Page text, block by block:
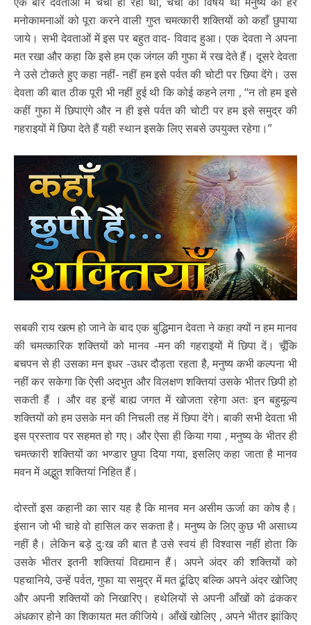
मनोकामनाओं को पूरा करने वाली गुप्त चमत्कारी शक्तियों को कहाँ छुपाया
जाये। सभी देवताओं में इस पर बहुत वाद- विवाद हुआ। एक देवता ने अपना
मत रखा और कहा कि इसे हम एक जंगल की गुफा में रख देते हैं। दूसरे देवता
ने उसे टोकते हुए कहा नहीं- नहीं हम इसे पर्वत की चोटी पर छिपा देंगे। उस
देवता की बात ठीक पूरी भी नहीं हुई थी कि कोई कहने लगा , “न तो हम इसे
कहीं गुफा में छिपाएंगे और न ही इसे पर्वत की चोटी पर हम इसे समुद्र की
गहराइयों में छिपा देते हैं यही स्थान इसके लिए सबसे उपयुक्त रहेगा।”
सबकी राय खत्म हो जाने के बाद एक बुद्धिमान देवता ने कहा क्यों न हम मानव
की चमत्कारिक शक्तियों को मानव -मन की गहराइयों में छिपा दें। चूँकि
बचपन से ही उसका मन इधर -उधर दौड़ता रहता है, मनुष्य कभी कल्पना भी
नहीं कर सकेगा कि ऐसी अदभुत और विलक्षण शक्तियां उसके भीतर छिपी हो
सकती हैं । और वह इन्हें बाह्य जगत में खोजता रहेगा अतः इन बहुमूल्य
शक्तियों को हम उसके मन की निचली तह में छिपा देंगे। बाकी सभी देवता भी
इस प्रस्ताव पर सहमत हो गए। और ऐसा ही किया गया , मनुष्य के भीतर ही
चमत्कारी शक्तियों का भण्डार छुपा दिया गया, इसलिए कहा जाता है मानव
मवन में अद्भुत शक्तियां निहित हैं।
दोस्तों इस कहानी का सार यह है कि मानव मन असीम ऊर्जा का कोष है।
इंसान जो भी चाहे वो हासिल कर सकता है। मनुष्य के लिए कुछ भी असाध्य
नहीं है। लेकिन बड़े दुःख की बात है उसे स्वयं ही विश्वास नहीं होता कि
उसके भीतर इतनी शक्तियां विद्यमान हैं। अपने अंदर की शक्तियों को
पहचानिये, उन्हें पर्वत, गुफा या समुद्र में मत ढूंढिए बल्कि अपने अंदर खोजिए
और अपनी शक्तियों को निखारिए। हथेलियों से अपनी आँखों को ढंककर
अंधकार होने का शिकायत मत कीजिये। आँखें खोलिए , अपने भीतर झांकिए